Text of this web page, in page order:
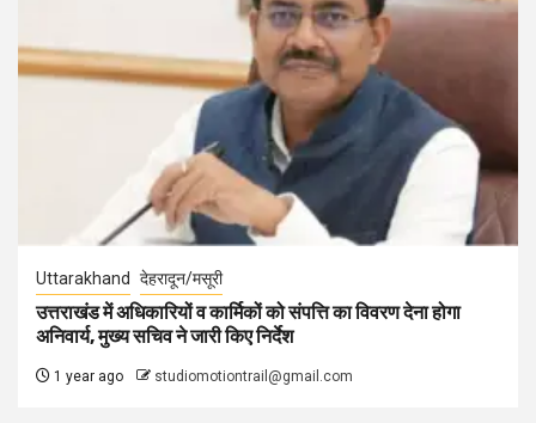
Uttarakhand देहरादून/मसूरी
उत्तराखंड में अधिकारियों व कार्मिकों को संपत्ति का विवरण देना होगा
अनिवार्य, मुख्य सचिव ने जारी किए निर्देश
1 year ago studiomotiontrail@gmail.com